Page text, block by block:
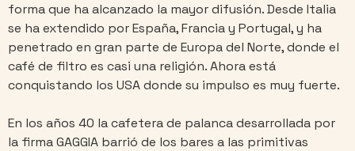
forma que ha alcanzado la mayor difusión. Desde Italia
se ha extendido por España, Francia y Portugal, y ha
penetrado en gran parte de Europa del Norte, donde el
café de filtro es casi una religión. Ahora está
conquistando los USA donde su impulso es muy fuerte.
En los años 40 la cafetera de palanca desarrollada por
la firma GAGGIA barrió de los bares a las primitivas